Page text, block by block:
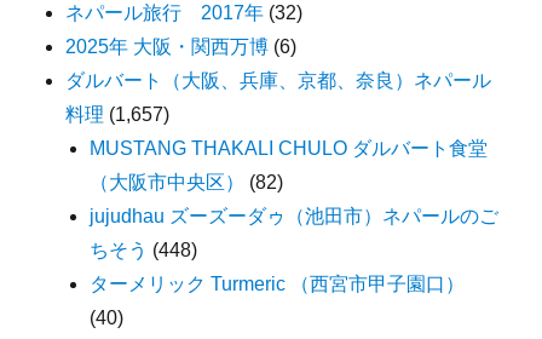
ネパール旅行 2017年 (32)
2025年 大阪・関西万博 (6)
ダルバート（大阪、兵庫、京都、奈良）ネパール
料理 (1,657)
MUSTANG THAKALI CHULO ダルバート食堂
（大阪市中央区）
(82)
jujudhau ズーズーダゥ（池田市）ネパールのご
ちそう (448)
ターメリック Turmeric （西宮市甲子園口）
(40)